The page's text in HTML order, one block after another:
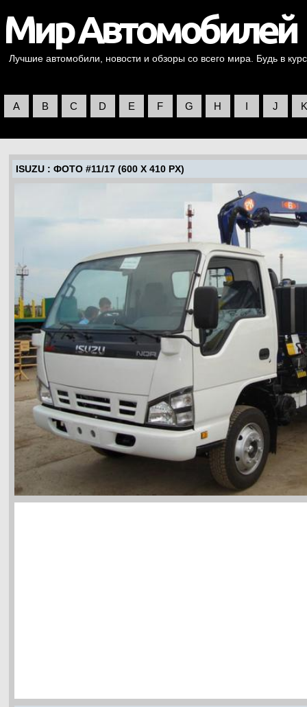
Лучшие автомобили, новости и обзоры со всего мира. Будь в
A B C D E F G H I J K
ISUZU : ФОТО #11/17 (600 X 410 PX)